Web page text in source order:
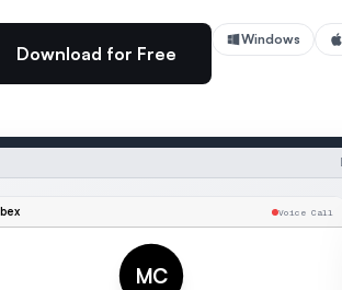
Download for Free
Windows
Voice Call
MC